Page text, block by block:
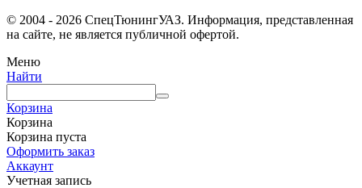
© 2004 - 2026 СпецТюнингУАЗ. Информация, представленная
на сайте, не является публичной офертой.
Меню
Найти
Корзина
Корзина
Корзина пуста
Оформить заказ
Аккаунт
Учетная запись